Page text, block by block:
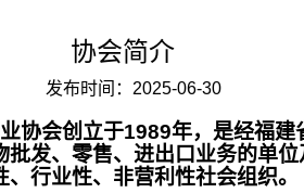
协会简介
发布时间： 2025-06-30
协会创立于1989年，是经福建
批发、零售、进出口业务的单
行业性、非营利性社会组织。